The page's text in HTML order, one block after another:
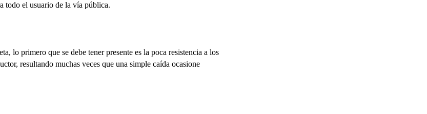
todo el usuario de la vía pública.
lo primero que se debe tener presente es la poca resistencia a los
resultando muchas veces que una simple caída ocasione